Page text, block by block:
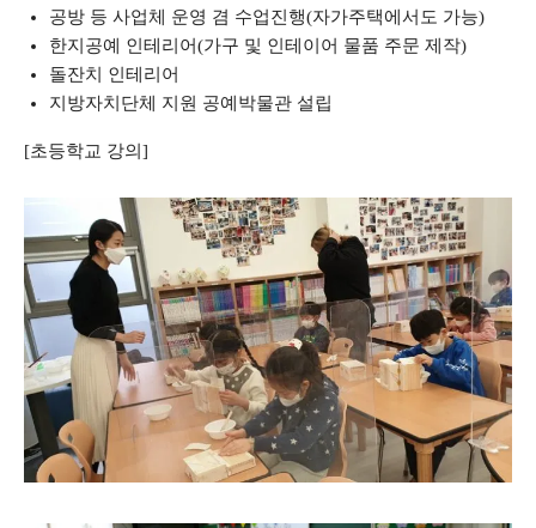
공방 등 사업체 운영 겸 수업진행(자가주택에서도 가능)
한지공예 인테리어(가구 및 인테이어 물품 주문 제작)
돌잔치 인테리어
지방자치단체 지원 공예박물관 설립
[초등학교 강의]